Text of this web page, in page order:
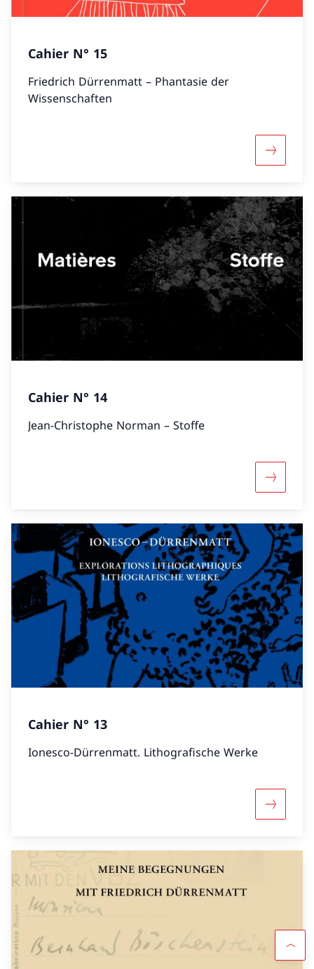
Cahier N° 15
Friedrich Dürrenmatt – Phantasie der
Wissenschaften
Mehr
Cahier N° 14
Jean-Christophe Norman – Stoffe
Mehr
Cahier N° 13
Ionesco-Dürrenmatt. Lithografische Werke
Mehr